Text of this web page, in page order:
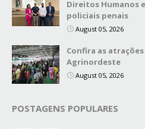
Direitos Humanos
policiais penais
August 05, 2026
Confira as
Agrinordeste
August 05, 2026
POSTAGENS POPULARES